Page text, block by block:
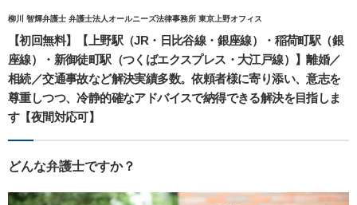
柳川 智輝弁護士 弁護士法人オールニーズ法律事務所 東京上野オフィス
【初回無料】【上野駅（JR・日比谷線・銀座線）・稲荷町駅（銀
座線）・新御徒町駅（つくばエクスプレス・大江戸線）】離婚／
相続／交通事故など解決実績多数。依頼者様に寄り添い、意志を
尊重しつつ、冷静的確なアドバイスで納得できる解決を目指しま
す【夜間対応可】
どんな弁護士ですか？